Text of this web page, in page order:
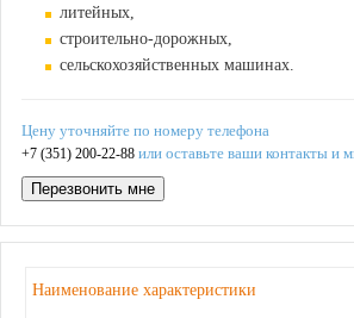
литейных,
строительно-дорожных,
сельскохозяйственных машинах.
Цену уточняйте по номеру телефона
+7 (351) 200-22-88 или оставьте ваши контакты и
Перезвонить мне
Наименование характеристики